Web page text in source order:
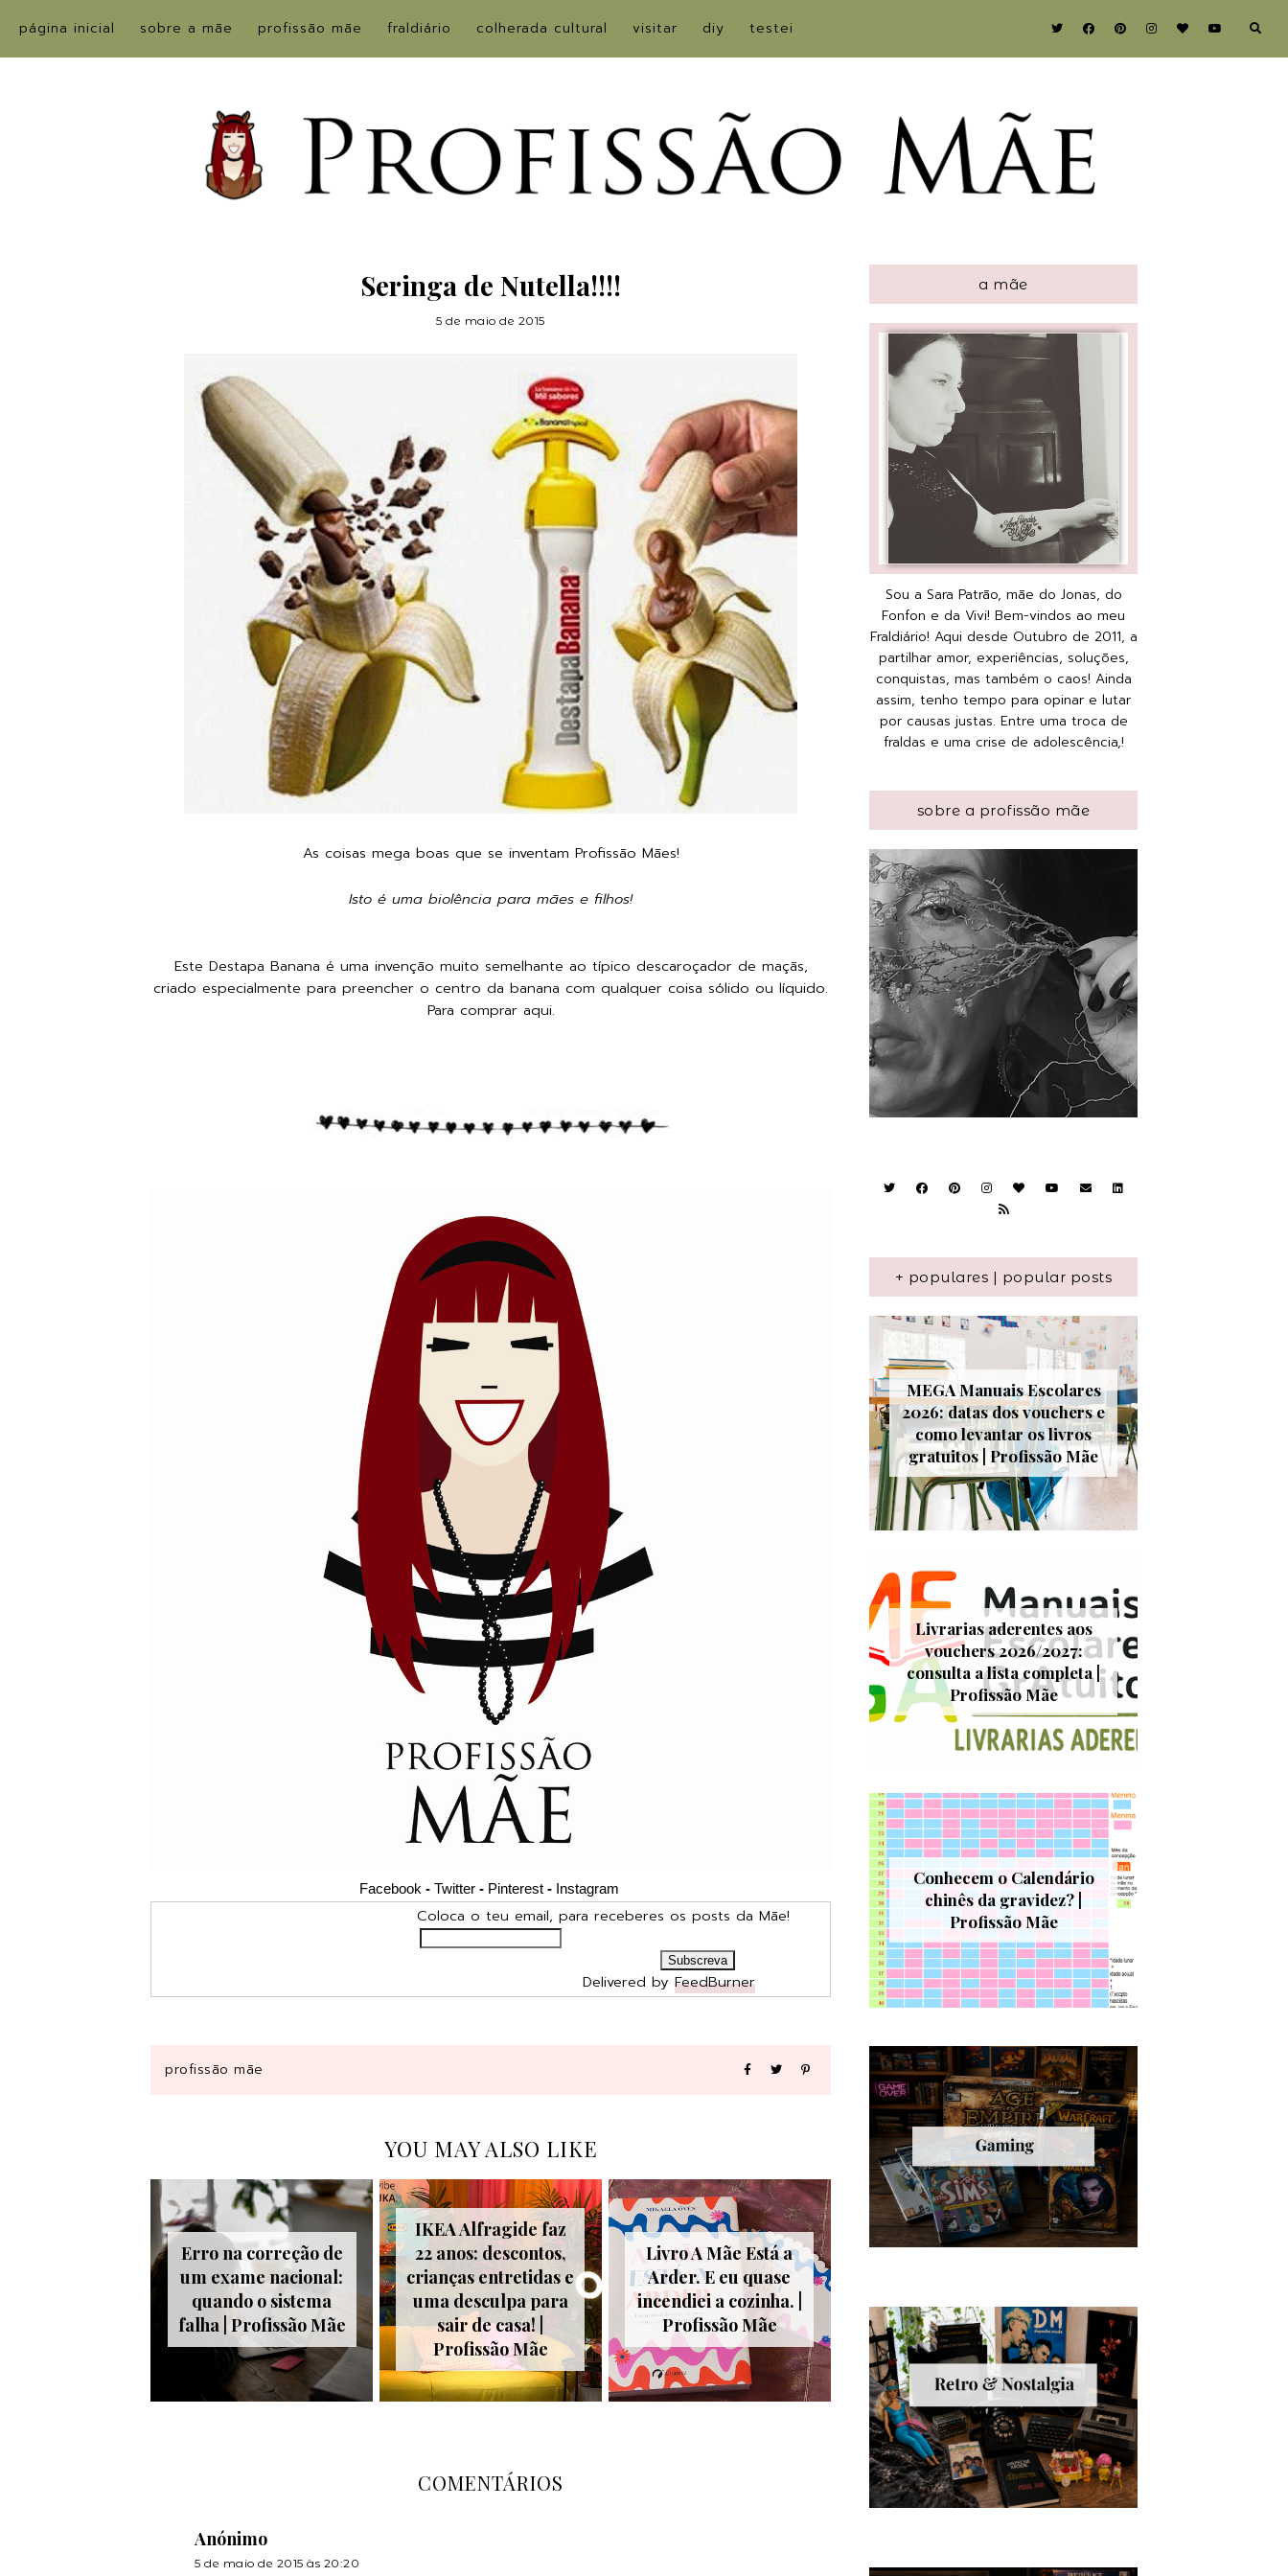
página inicial sobre a mãe profissão mãe fraldiário colherada cultural visitar diy testei
Seringa de Nutella!!!!
5 de maio de 2015
As coisas mega boas que se inventam Profissão Mães!
Isto é uma biolência para mães e filhos!
Este Destapa Banana é uma invenção muito semelhante ao típico descaroçador de maçãs,
criado especialmente para preencher o centro da banana com qualquer coisa sólido ou líquido.
Para comprar aqui.
Facebook- Twitter- Pinterest- Instagram
Coloca o teu email, para receberes os posts da Mãe!
Delivered by FeedBurner
profissão mãe
YOU MAY ALSO LIKE
Erro na correção de
um exame nacional:
quando o sistema
falha | Profissão Mãe
IKEA Alfragide faz
22 anos: descontos,
crianças entretidas e
uma desculpa para
sair de casa! |
Profissão Mãe
Livro A Mãe Está a
Arder. E eu quase
incendiei a cozinha. |
Profissão Mãe
COMENTÁRIOS
Anónimo
5 de maio de 2015 às 20:20
a mãe
Sou a Sara Patrão, mãe do Jonas, do
Fonfon e da Vivi! Bem-vindos ao meu
Fraldiário! Aqui desde Outubro de 2011, a
partilhar amor, experiências, soluções,
conquistas, mas também o caos! Ainda
assim, tenho tempo para opinar e lutar
por causas justas. Entre uma troca de
fraldas e uma crise de adolescência,!
sobre a profissão mãe
+ populares | popular posts
MEGA Manuais Escolares
2026: datas dos vouchers e
como levantar os livros
gratuitos | Profissão Mãe
Livrarias aderentes aos
vouchers 2026/2027:
consulta a lista completa |
Profissão Mãe
Conhecem o Calendário
chinês da gravidez? |
Profissão Mãe